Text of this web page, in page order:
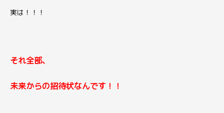
実は！！！
それ全部、
未来からの招待状なんです！！